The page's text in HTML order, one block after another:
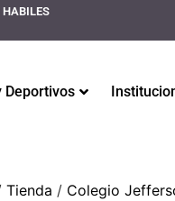
HABILES
Deportivos
Tienda / Colegio